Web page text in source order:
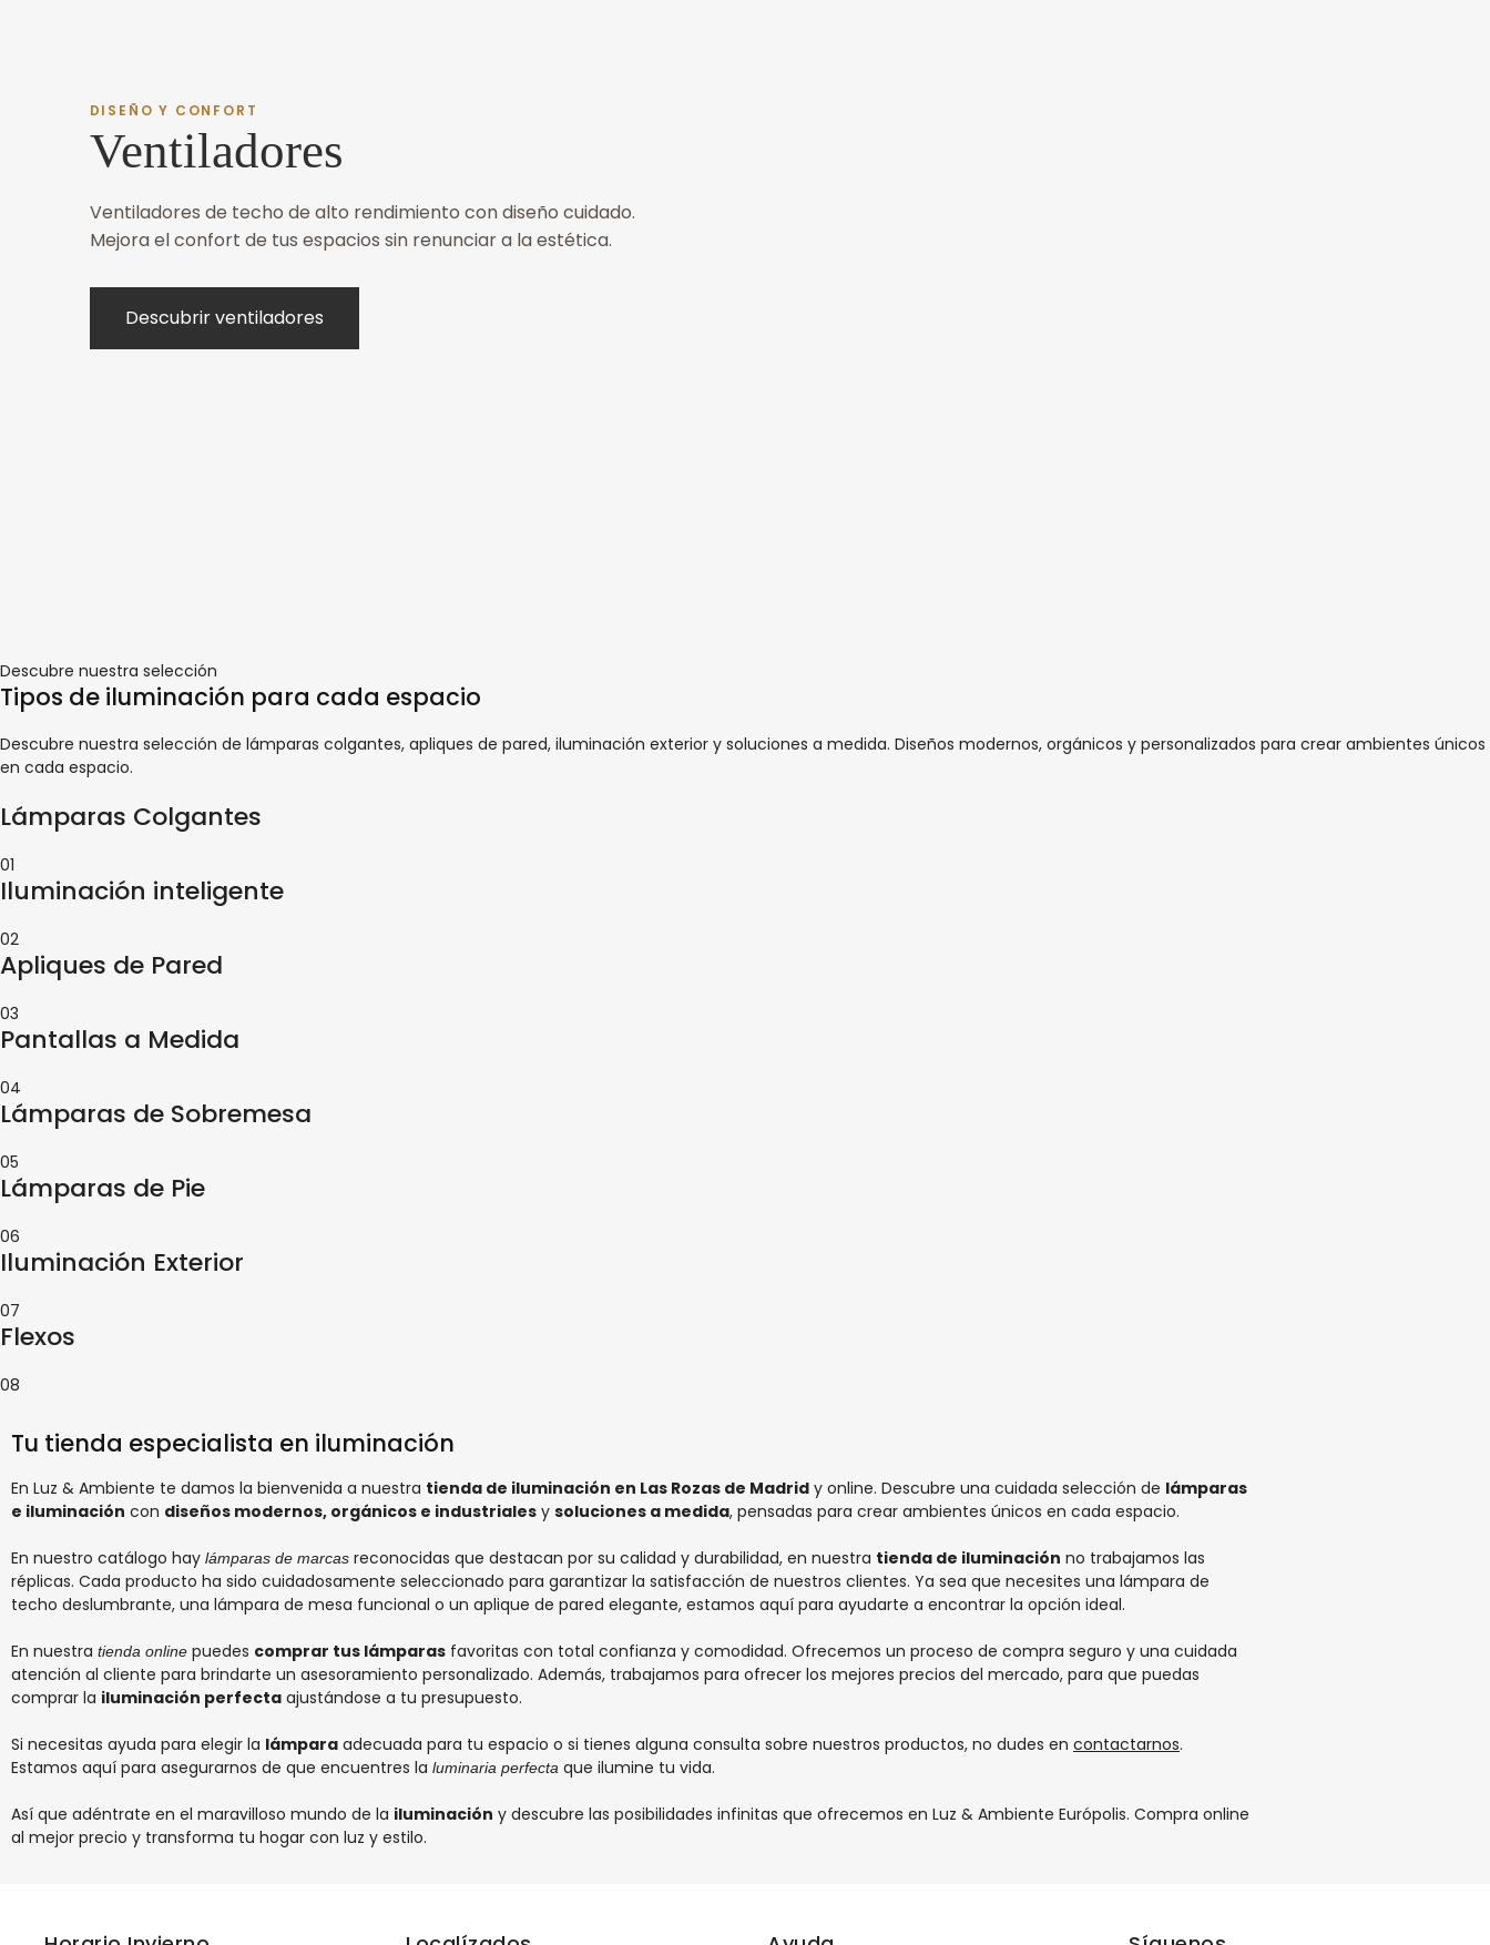
DISEÑO Y CONFORT
Ventiladores
Ventiladores de techo de alto rendimiento con diseño cuidado.
Mejora el confort de tus espacios sin renunciar a la estética.
Descubrir ventiladores
Descubre nuestra selección
Tipos de iluminación para cada espacio
Descubre nuestra selección de lámparas colgantes, apliques de pared, iluminación exterior y soluciones a medida. Diseños modernos, orgánicos y personalizados para crear ambientes únicos
en cada espacio.
Lámparas Colgantes
01
Iluminación inteligente
02
Apliques de Pared
03
Pantallas a Medida
04
Lámparas de Sobremesa
05
Lámparas de Pie
06
Iluminación Exterior
07
Flexos
08
Tu tienda especialista en iluminación
En Luz & Ambiente te damos la bienvenida a nuestra tienda de iluminación en Las Rozas de Madrid y online. Descubre una cuidada selección de lámparas
e iluminación con diseños modernos, orgánicos e industriales y soluciones a medida, pensadas para crear ambientes únicos en cada espacio.
En nuestro catálogo hay lámparas de marcas reconocidas que destacan por su calidad y durabilidad, en nuestra tienda de iluminación no trabajamos las
réplicas. Cada producto ha sido cuidadosamente seleccionado para garantizar la satisfacción de nuestros clientes. Ya sea que necesites una lámpara de
techo deslumbrante, una lámpara de mesa funcional o un aplique de pared elegante, estamos aquí para ayudarte a encontrar la opción ideal.
En nuestra tienda online puedes comprar tus lámparas favoritas con total confianza y comodidad. Ofrecemos un proceso de compra seguro y una cuidada
atención al cliente para brindarte un asesoramiento personalizado. Además, trabajamos para ofrecer los mejores precios del mercado, para que puedas
comprar la iluminación perfecta ajustándose a tu presupuesto.
Si necesitas ayuda para elegir la lámpara adecuada para tu espacio o si tienes alguna consulta sobre nuestros productos, no dudes en contactarnos.
Estamos aquí para asegurarnos de que encuentres la luminaria perfecta que ilumine tu vida.
Así que adéntrate en el maravilloso mundo de la iluminación y descubre las posibilidades infinitas que ofrecemos en Luz & Ambiente Európolis. Compra online
al mejor precio y transforma tu hogar con luz y estilo.